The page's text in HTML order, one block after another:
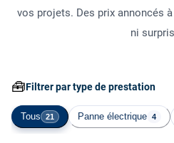
vos projets. Des prix annoncés
ni
🧰Filtrer par type de prestation
Tous 21 Panne électrique 4